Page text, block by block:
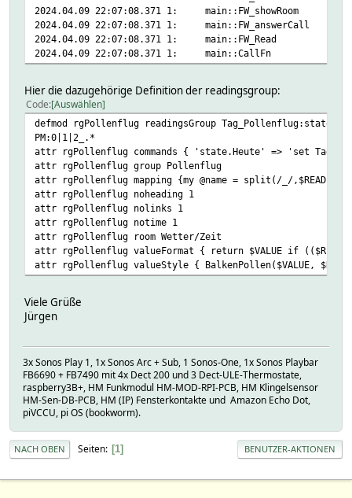
2024.04.09 22:07:08.371 1: main::FW_showRoom
2024.04.09 22:07:08.371 1: main::FW_answerCall
2024.04.09 22:07:08.371 1:
2024.04.09 22:07:08.371 1:
Hier die dazugehörige Definition der readingsgroup:
Code Auswählen
defmod rgPollenflug readingsGroup Tag_Pollenflug:state\
PM:0|1|2_.*
attr rgPollenflug commands { 'state.Heute' => 'set
attr rgPollenflug group Pollenflug
attr rgPollenflug mapping {my @name = split(/_/
attr rgPollenflug noheading 1
attr rgPollenflug nolinks 1
attr rgPollenflug notime 1
attr rgPollenflug room Wetter/Zeit
attr rgPollenflug valueFormat { return $VALUE if
attr rgPollenflug valueStyle { BalkenPollen($VALUE,
Viele Grüße
Jürgen
3x Sonos Play 1, 1x Sonos Arc + Sub, 1 Sonos-One, 1x Sonos Playbar
FB6690 + FB7490 mit 4x Dect 200 und 3 Dect-ULE-Thermostate,
raspberry3B+, HM Funkmodul HM-MOD-RPI-PCB, HM Klingelsensor
HM-Sen-DB-PCB, HM (IP) Fensterkontakte und Amazon Echo Dot,
piVCCU, pi OS (bookworm).
NACH OBEN Seiten 1 BENUTZER-AKTIONEN